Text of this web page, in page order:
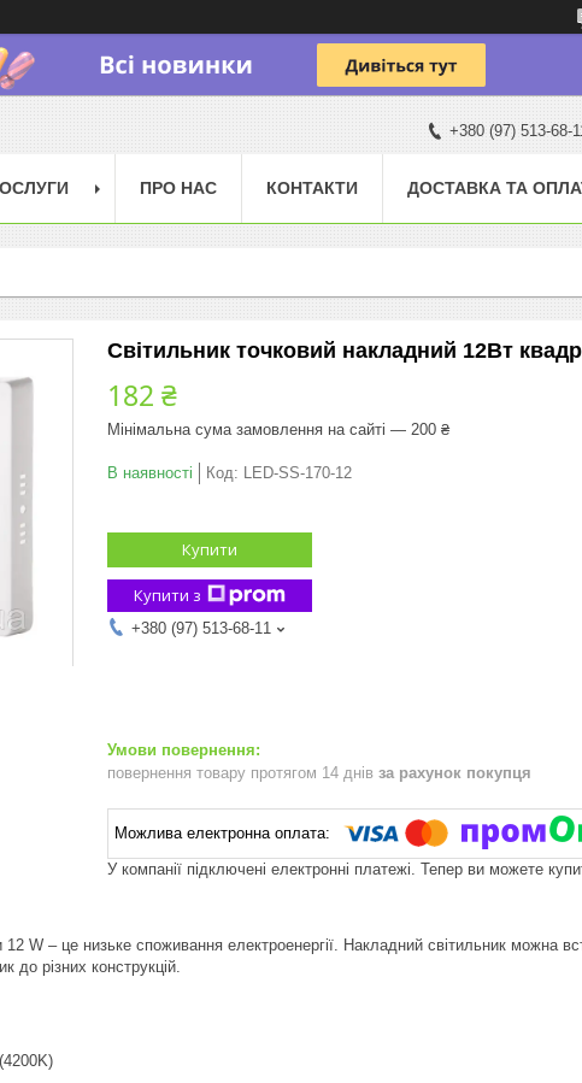
+380 (97) 513-68-
ПРО НАС КОНТАКТИ ДОСТАВКА ТА
Світильник точковий накладний 12Вт
182 ₴
Мінімальна сума замовлення на сайті — 200 ₴
В наявності Код: LED-SS-170-12
Купити
Купити з
+380 (97) 513-68-11
повернення товару протягом 14 днів за рахунок покупця
У компанії підключені електронні платежі. Тепер ви можете
12 W – це низьке споживання електроенергії. Накладний світильник можна
до різних конструкцій.